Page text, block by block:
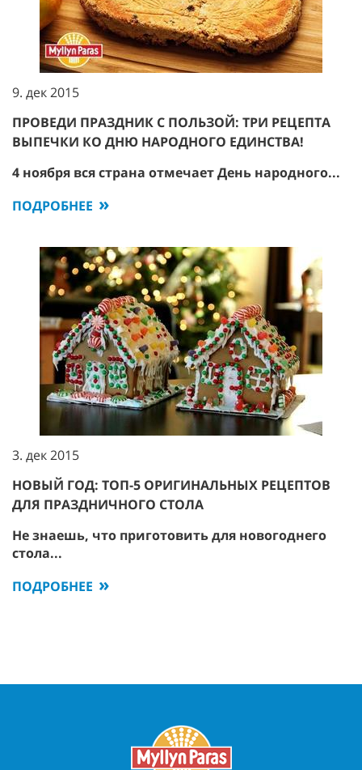
9. дек 2015
ПРОВЕДИ ПРАЗДНИК С ПОЛЬЗОЙ: ТРИ РЕЦЕПТА
ВЫПЕЧКИ КО ДНЮ НАРОДНОГО ЕДИНСТВА!
4 ноября вся страна отмечает День народного...
ПОДРОБНЕЕ
3. дек 2015
НОВЫЙ ГОД: ТОП-5 ОРИГИНАЛЬНЫХ РЕЦЕПТОВ
ДЛЯ ПРАЗДНИЧНОГО СТОЛА
Не знаешь, что приготовить для новогоднего
стола...
ПОДРОБНЕЕ